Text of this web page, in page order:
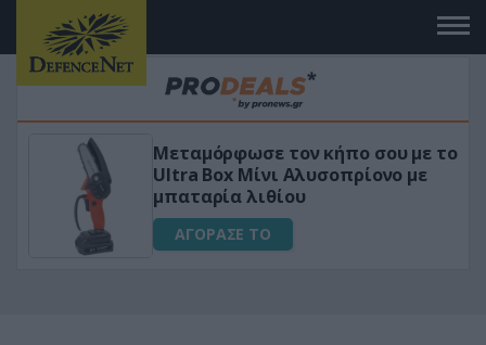
Μεταμόρφωσε τον κήπο σου με το
Ultra Box Μίνι Αλυσοπρίονο με
μπαταρία λιθίου
ΑΓΟΡΑΣΕ ΤΟ